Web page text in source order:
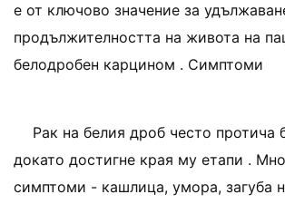
е от ключово значение за
продължителността на живота на
белодробен карцином . Симптоми
Рак на белия дроб често протича
докато достигне края му етапи .
симптоми - кашлица, умора, загуба